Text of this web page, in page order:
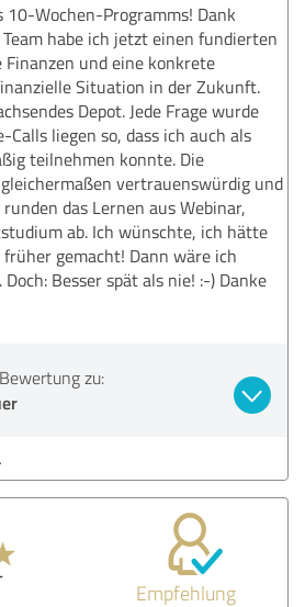
10-Wochen-Programms! Dank
habe ich jetzt einen fundierten
Finanzen und eine konkrete
Situation in der Zukunft.
Depot. Jede Frage wurde
liegen so, dass ich auch als
teilnehmen konnte. Die
vertrauenswürdig und
das Lernen aus Webinar,
ab. Ich wünschte, ich hätte
gemacht! Dann wäre ich
Doch: Besser spät als nie! :-) Danke
zu:
Empfehlung